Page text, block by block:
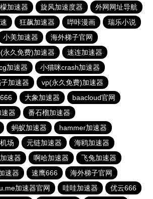
加速器 旋风加速度器
外网网址导航
狂飙加速器 哔咔漫画
瑞乐小说
小美加速器
海外梯子官网
永久免费)加速器
速连加速器
加速器
小猫咪crash加速器
加速器
vp(永久免费)加速器
大象加速器
baacloud官网
器
番石榴加速器
蚂蚁加速器
hammer加速器
场 元链加速器
海鸥加速器
速器 啊哈加速器
飞兔加速器
速器 速鹰666
海外梯子官网
加速器官网 哇哇加速器 优云666